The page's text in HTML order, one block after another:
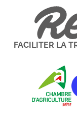
FACILITER LA